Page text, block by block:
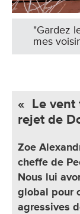
"Gardez
mes
« Le vent
rejet de
Zoe
cheffe de
Nous lui
global pour
agressives